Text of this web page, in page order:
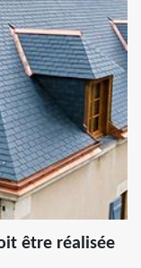
être réalisée